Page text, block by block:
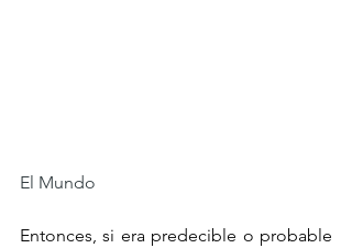
El Mundo
Entonces, si era predecible o probable